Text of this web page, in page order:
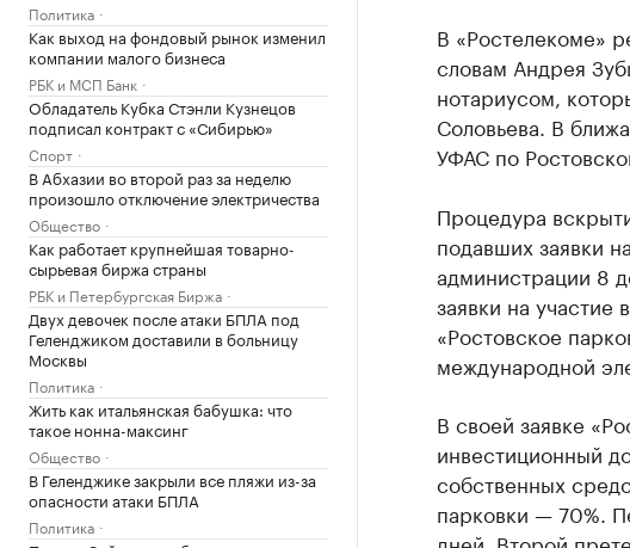
Политика
Как выход на фондовый рынок изменил
компании малого бизнеса
РБК и МСП Банк
Обладатель Кубка Стэнли Кузнецов
подписал контракт с «Сибирью»
Спорт
В Абхазии во второй раз за неделю
произошло отключение электричества
Общество
Как работает крупнейшая товарно-
сырьевая биржа страны
РБК и Петербургская Биржа
Двух девочек после атаки БПЛА под
Геленджиком доставили в больницу
Москвы
Политика
Жить как итальянская бабушка: что
такое нонна-максинг
Общество
В Геленджике закрыли все пляжи из-за
опасности атаки БПЛА
Политика
В «Ростелекоме»
словам Андрея
нотариусом,
Соловьева. В
УФАС по
Процедура
подавших заявки
администрации 8
заявки на
«Ростовское
международной
В своей заявке
инвестиционный
собственных
парковки — 70%.